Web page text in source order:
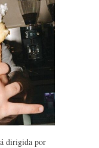
dirigida por